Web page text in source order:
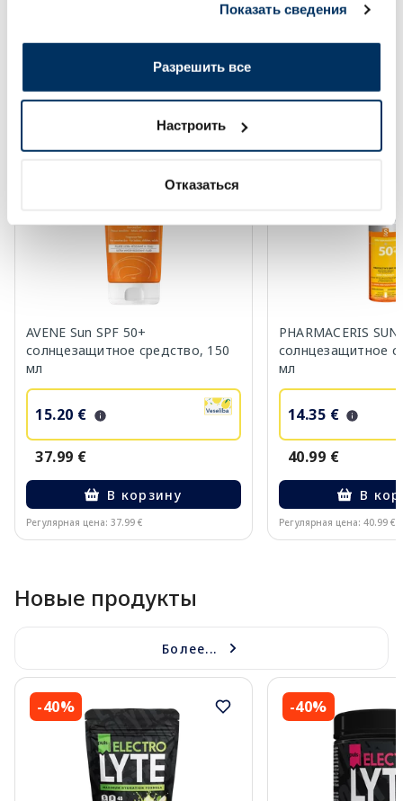
Показать сведения
Разрешить все
Настроить
Отказаться
Солнечная защита летом ☀️
AVENE Sun SPF 50+
солнцезащитное средство, 150
мл
15.20 €
37.99 €
В корзину
Регулярная цена: 37.99 €
PHARMACERIS
солнцезащитное
мл
14.35 €
40.99 €
В
Регулярная цена: 40.99 €
Новые продукты
Более...
-40% -40%